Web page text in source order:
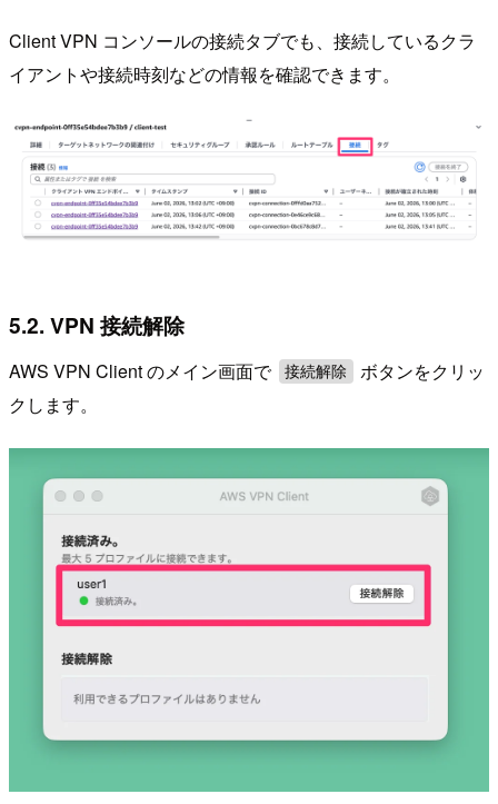
Client VPN コンソールの接続タブでも、接続しているクラ
イアントや接続時刻などの情報を確認できます。
5.2. VPN 接続解除
AWS VPN Client のメイン画面で 接続解除
ボタンをクリッ
クします。